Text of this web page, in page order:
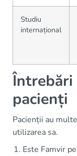
Studiu
internațional
Întrebări
pacienți
Pacienții au
utilizarea sa.
Este Famvir